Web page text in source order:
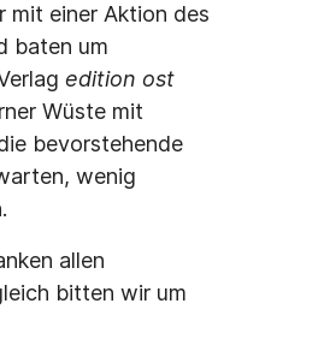
mit einer Aktion des
baten um
edition ost
Wüste mit
bevorstehende
wenig
allen
bitten wir um